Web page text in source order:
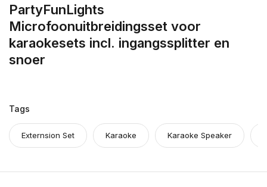
PartyFunLights
Microfoonuitbreidingsset voor
karaokesets incl. ingangssplitter en
snoer
Tags
Externsion Set Karaoke Karaoke Speaker